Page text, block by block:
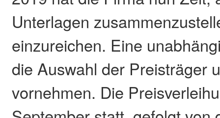
Unterlagen
einzureichen. Eine
die Auswahl der Preisträger
vornehmen. Die